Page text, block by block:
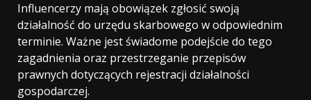
Influencerzy mają obowiązek zgłosić swoją
działalność do urzędu skarbowego w odpowiednim
terminie. Ważne jest świadome podejście do tego
zagadnienia oraz przestrzeganie przepisów
prawnych dotyczących rejestracji działalności
gospodarczej.